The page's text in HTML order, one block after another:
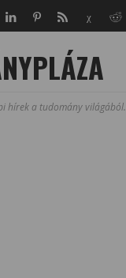
hírek a tudomány világából.